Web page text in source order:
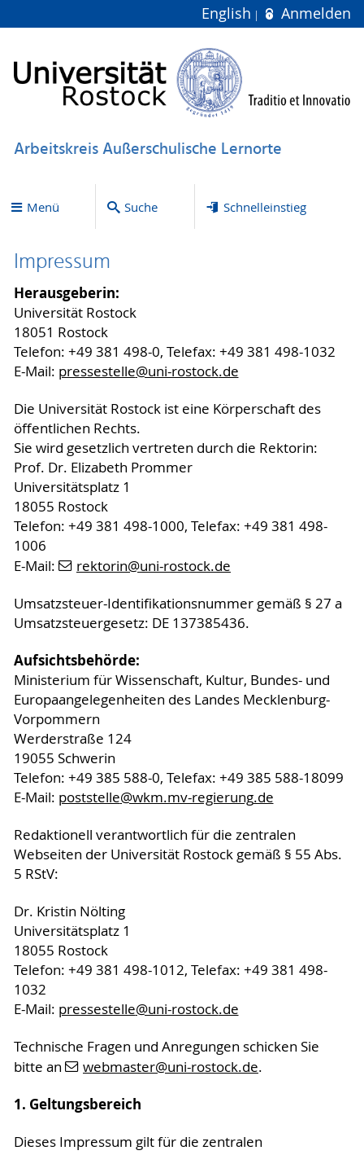
English Anmelden
Arbeitskreis Außerschulische Lernorte
Menü Suche Schnelleinstieg
Impressum
Herausgeberin:
Universität Rostock
18051 Rostock
Telefon: +49 381 498-0, Telefax: +49 381 498-1032
E-Mail: pressestelle@uni-rostock.de
Die Universität Rostock ist eine Körperschaft des
öffentlichen Rechts.
Sie wird gesetzlich vertreten durch die Rektorin:
Prof. Dr. Elizabeth Prommer
Universitätsplatz 1
18055 Rostock
Telefon: +49 381 498-1000, Telefax: +49 381 498-
1006
E-Mail:
rektorin@uni-rostock.de
Umsatzsteuer-Identifikationsnummer gemäß § 27 a
Umsatzsteuergesetz: DE 137385436.
Aufsichtsbehörde:
Ministerium für Wissenschaft, Kultur, Bundes- und
Europaangelegenheiten des Landes Mecklenburg-
Vorpommern
Werderstraße 124
19055 Schwerin
Telefon: +49 385 588-0, Telefax: +49 385 588-18099
E-Mail: poststelle@wkm.mv-regierung.de
Redaktionell verantwortlich für die zentralen
Webseiten der Universität Rostock gemäß § 55 Abs.
5 RStV:
Dr. Kristin Nölting
Universitätsplatz 1
18055 Rostock
Telefon: +49 381 498-1012, Telefax: +49 381 498-
1032
E-Mail: pressestelle@uni-rostock.de
Technische Fragen und Anregungen schicken Sie
bitte an
webmaster@uni-rostock.de.
1. Geltungsbereich
Dieses Impressum gilt für die zentralen